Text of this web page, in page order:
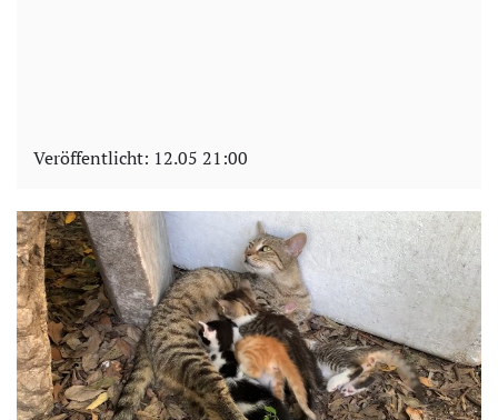
Veröffentlicht: 12.05 21:00